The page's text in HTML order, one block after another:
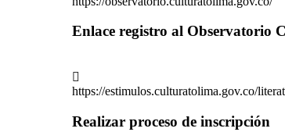
Enlace registro al Observatorio
https://estimulos.culturatolima.gov.co/
Realizar proceso de inscripción